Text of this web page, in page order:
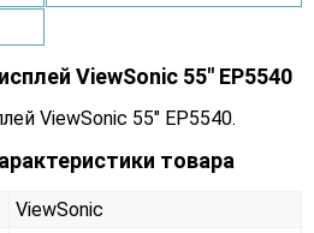
ViewSonic 55" EP5540
ViewSonic 55" EP5540.
товара
ViewSonic